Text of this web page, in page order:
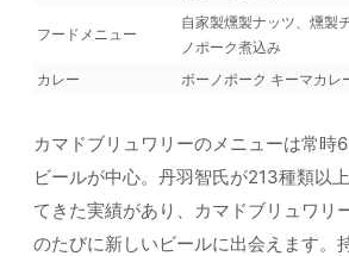
フードメニュー
自家製燻製ナッツ、燻製
ノポーク煮込み
カレー ボーノポーク キーマカレ
カマドブリュワリーのメニューは常時
ビールが中心。丹羽智氏が213種類以
てきた実績があり、カマドブリュワリ
のたびに新しいビールに出会えます。